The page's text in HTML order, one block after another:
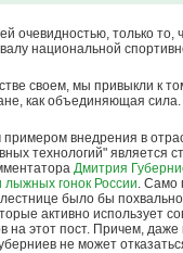
очевидностью, только
национальной
своем, мы привыкли к
как объединяющая сила.
внедрения в
технологий" является
Дмитрия
гонок России. Само
было бы
активно использует
на этот пост. Причем,
не может